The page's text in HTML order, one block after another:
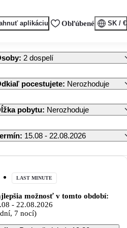
aplikáciu Obľúbené SK / €
: 2 dospelí
pocestujete: Nerozhoduje
pobytu: Nerozhoduje
: 15.08 - 22.08.2026
LAST MINUTE
možnosť v tomto období:
- 22.08.2026
7 nocí)